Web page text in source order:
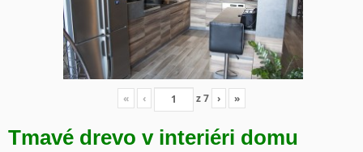
« ‹ z7 › »
Tmavé drevo v interiéri domu